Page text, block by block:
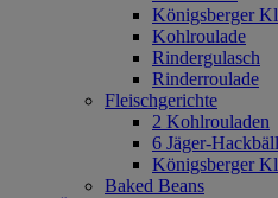
Königsberger
Kohlroulade
Rindergulasch
Rinderroulade
Fleischgerichte
2 Kohlrouladen
6 Jäger-
Königsberger
Baked Beans